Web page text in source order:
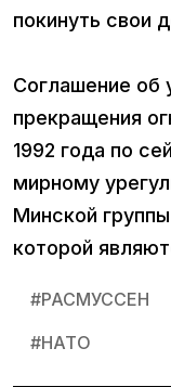
покинуть свои
Соглашение об
прекращения
1992 года по
мирному
Минской
которой
#РАСМУССЕН
#НАТО